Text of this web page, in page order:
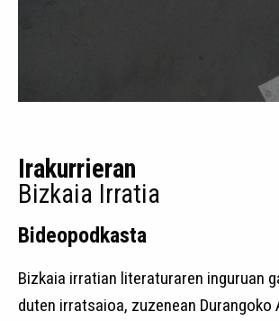
Irakurrieran
Bizkaia Irratia
Bideopodkasta
Bizkaia irratian literaturaren inguruan
duten irratsaioa, zuzenean Durangoko